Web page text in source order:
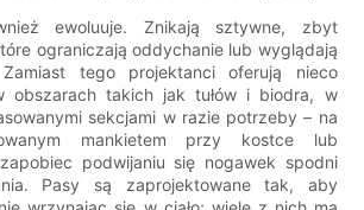
ewoluuje. Znikają sztywne, zbyt
ograniczają oddychanie lub wyglądają
tego projektanci oferują nieco
obszarach takich jak tułów i biodra, w
sekcjami w razie potrzeby – na
mankietem przy kostce lub
podwijaniu się nogawek spodni
Pasy są zaprojektowane tak, aby